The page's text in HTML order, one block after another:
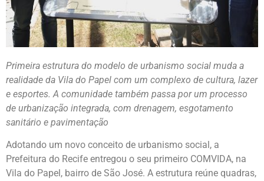
Primeira estrutura do modelo de urbanismo social muda a
realidade da Vila do Papel com um complexo de cultura, lazer
e esportes. A comunidade também passa por um processo
de urbanização integrada, com drenagem, esgotamento
sanitário e pavimentação
Adotando um novo conceito de urbanismo social, a
Prefeitura do Recife entregou o seu primeiro COMVIDA, na
Vila do Papel, bairro de São José. A estrutura reúne quadras,